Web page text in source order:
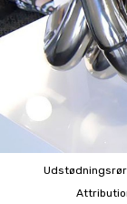
Udstødningsrør